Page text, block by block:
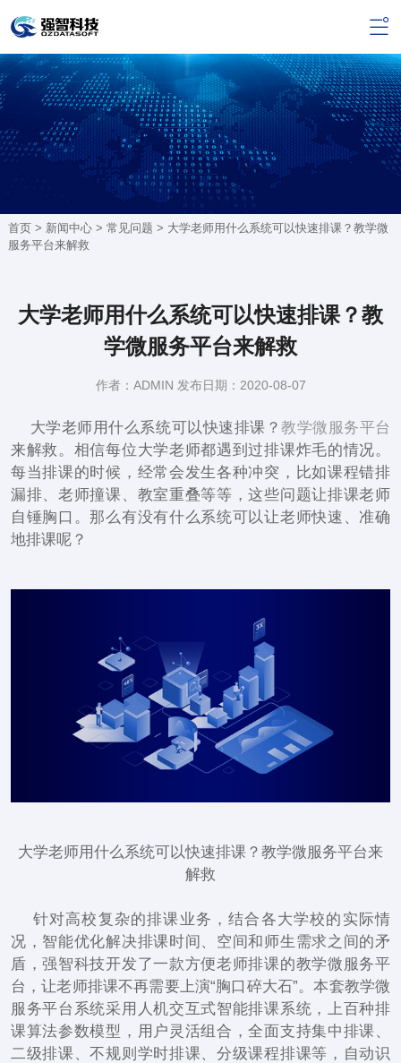
首页 > 新闻中心> 常见问题 > 大学老师用什么系统可以快速排课？教学微
服务平台来解救
大学老师用什么系统可以快速排课？教
学微服务平台来解救
作者：ADMIN 发布日期：2020-08-07
大学老师用什么系统可以快速排课？教学微服务平台
来解救。相信每位大学老师都遇到过排课炸毛的情况。
每当排课的时候，经常会发生各种冲突，比如课程错排
漏排、老师撞课、教室重叠等等，这些问题让排课老师
自锤胸口。那么有没有什么系统可以让老师快速、准确
地排课呢？
大学老师用什么系统可以快速排课？教学微服务平台来
解救
针对高校复杂的排课业务，结合各大学校的实际情
况，智能优化解决排课时间、空间和师生需求之间的矛
盾，强智科技开发了一款方便老师排课的教学微服务平
台，让老师排课不再需要上演“胸口碎大石”。本套教学微
服务平台系统采用人机交互式智能排课系统，上百种排
课算法参数模型，用户灵活组合，全面支持集中排课、
二级排课、不规则学时排课、分级课程排课等，自动识